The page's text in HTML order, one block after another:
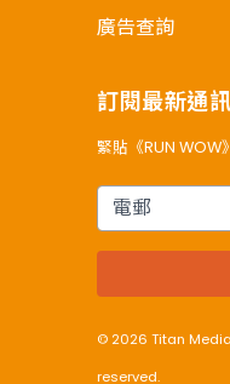
廣告查詢
訂閱最新通訊
緊貼《RUN WOW
電郵
© 2026 Titan
reserved.